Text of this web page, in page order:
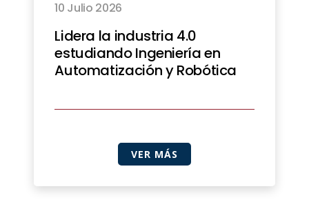
10 Julio 2026
Lidera la industria 4.0
estudiando Ingeniería en
Automatización y Robótica
VER MÁS